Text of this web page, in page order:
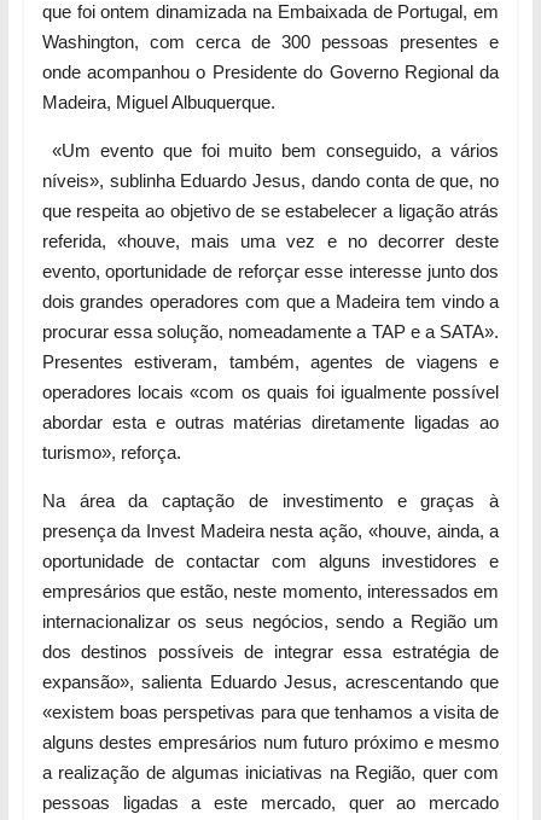
que foi ontem dinamizada na Embaixada de Portugal, em
Washington, com cerca de 300 pessoas presentes e
onde acompanhou o Presidente do Governo Regional da
Madeira, Miguel Albuquerque.
«Um evento que foi muito bem conseguido, a vários
níveis», sublinha Eduardo Jesus, dando conta de que, no
que respeita ao objetivo de se estabelecer a ligação atrás
referida, «houve, mais uma vez e no decorrer deste
evento, oportunidade de reforçar esse interesse junto dos
dois grandes operadores com que a Madeira tem vindo a
procurar essa solução, nomeadamente a TAP e a SATA».
Presentes estiveram, também, agentes de viagens e
operadores locais «com os quais foi igualmente possível
abordar esta e outras matérias diretamente ligadas ao
turismo», reforça.
Na área da captação de investimento e graças à
presença da Invest Madeira nesta ação, «houve, ainda, a
oportunidade de contactar com alguns investidores e
empresários que estão, neste momento, interessados em
internacionalizar os seus negócios, sendo a Região um
dos destinos possíveis de integrar essa estratégia de
expansão», salienta Eduardo Jesus, acrescentando que
«existem boas perspetivas para que tenhamos a visita de
alguns destes empresários num futuro próximo e mesmo
a realização de algumas iniciativas na Região, quer com
pessoas ligadas a este mercado, quer ao mercado